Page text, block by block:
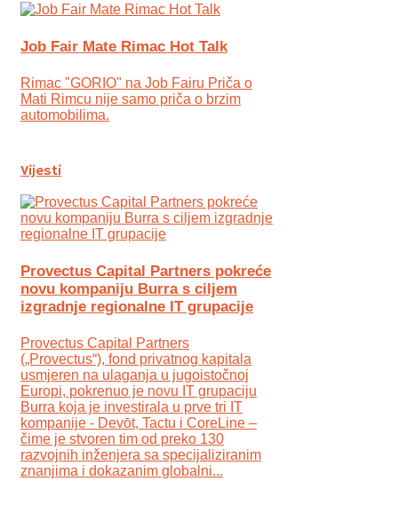
Job Fair Mate Rimac Hot Talk
Rimac "GORIO" na Job Fairu Priča o
Mati Rimcu nije samo priča o brzim
automobilima.
Vijesti
Provectus Capital Partners pokreće
novu kompaniju Burra s ciljem
izgradnje regionalne IT grupacije
Provectus Capital Partners
(„Provectus“), fond privatnog kapitala
usmjeren na ulaganja u jugoistočnoj
Europi, pokrenuo je novu IT grupaciju
Burra koja je investirala u prve tri IT
kompanije - Devōt, Tactu i CoreLine –
čime je stvoren tim od preko 130
razvojnih inženjera sa specijaliziranim
znanjima i dokazanim globalni...